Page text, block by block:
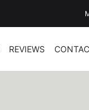
REVIEWS